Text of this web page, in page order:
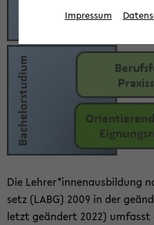
Die Leh­rer*in­nen­aus­bil­dung
setz (LABG) 2009 in der
letzt ge­än­dert 2022)
Impressum